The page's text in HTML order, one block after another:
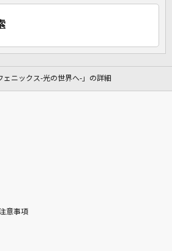
ェニックス-光の世界へ-」の詳細
意事項